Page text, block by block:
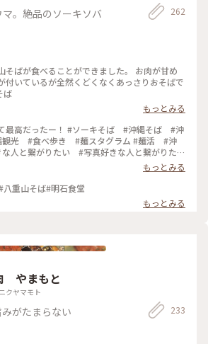
。絶品のソーキソバ 262
そばが食べることができました。 お肉が甘め
付いているが全然くどくなくあっさりおそばで
ば
もっとみる
#ソーキそば #沖縄そば #沖
光 #食べ歩き #麺スタグラム #麺活 #沖
人と繋がりたい #写真好きな人と繋がりた
#福岡カメラ部 #オリンパス
カメラ好きな人と繋がりたい
#sucle_gourmet #明石食堂 #ご当地グル
きる店 #jalan_travel #Myことりっぷ
もっとみる
重山そば#明石食堂
もっとみる
やまもと
クヤマモト
がたまらない 233